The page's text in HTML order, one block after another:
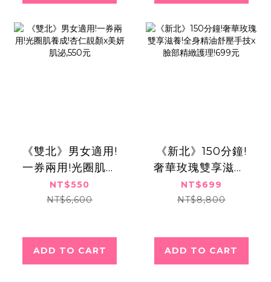
《雙北》男女適用!
一券兩用!光圈肌養
成!杏仁靚顏x美妍肌
泌,550元
NT$550
NT$6,600
ADD TO CART
《新北》150分鐘!
奢華玫瑰雙享滋養!
全身精油舒壓手技x
臉部精緻護理!699
NT$699
NT$8,800
ADD TO CART